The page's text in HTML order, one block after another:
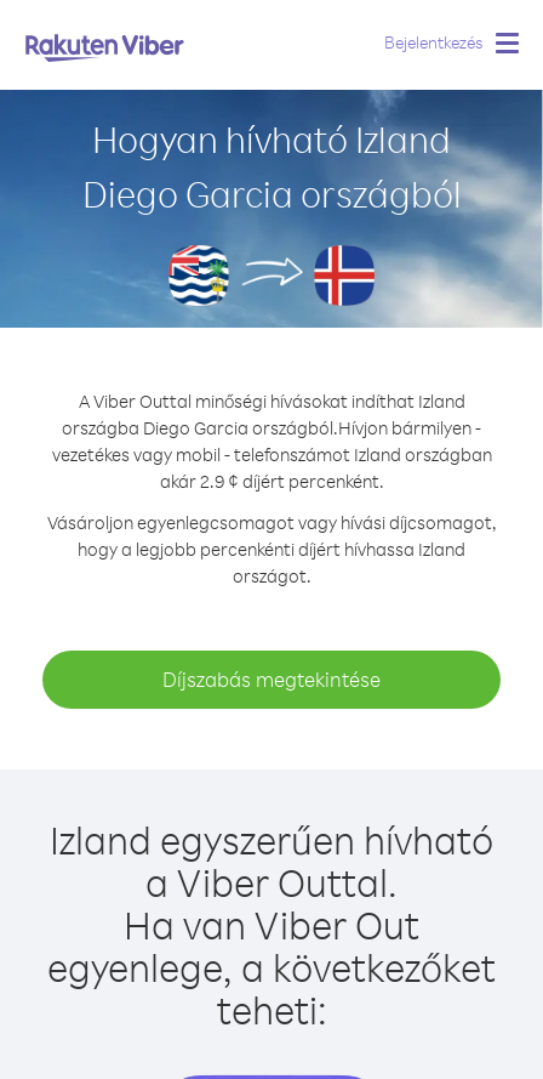
Bejelentkezés
Hogyan hívható Izland
Diego Garcia országból
A Viber Outtal minőségi hívásokat indíthat Izland
országba Diego Garcia országból.Hívjon bármilyen -
vezetékes vagy mobil - telefonszámot Izland országban
akár 2.9 ¢ díjért percenként.
Vásároljon egyenlegcsomagot vagy hívási díjcsomagot,
hogy a legjobb percenkénti díjért hívhassa Izland
országot.
Díjszabás megtekintése
Izland egyszerűen hívható
a Viber Outtal.
Ha van Viber Out
egyenlege, a következőket
teheti: